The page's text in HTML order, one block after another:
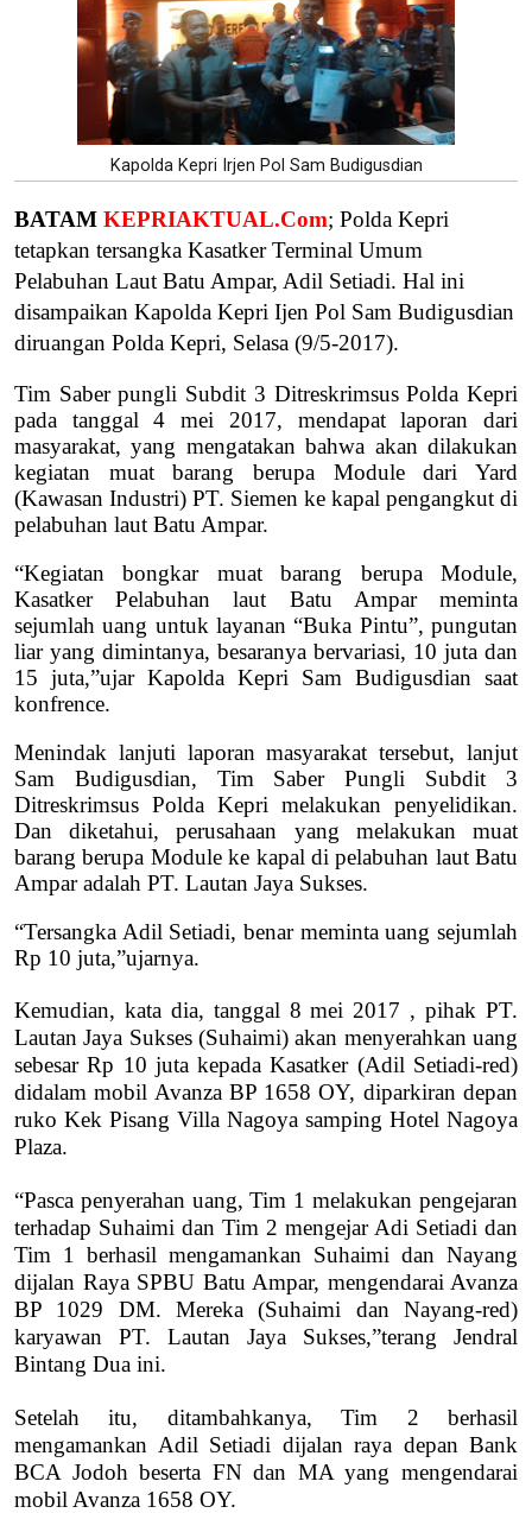
Kapolda Kepri Irjen Pol Sam Budigusdian
BATAM KEPRIAKTUAL.Com; Polda Kepri
tetapkan tersangka Kasatker Terminal Umum
Pelabuhan Laut Batu Ampar, Adil Setiadi. Hal ini
disampaikan Kapolda Kepri Ijen Pol Sam Budigusdian
diruangan Polda Kepri, Selasa (9/5-2017).
Tim Saber pungli Subdit 3 Ditreskrimsus Polda Kepri
pada tanggal 4 mei 2017, mendapat laporan dari
masyarakat, yang mengatakan bahwa akan dilakukan
kegiatan muat barang berupa Module dari Yard
(Kawasan Industri) PT. Siemen ke kapal pengangkut di
pelabuhan laut Batu Ampar.
“Kegiatan bongkar muat barang berupa Module,
Kasatker Pelabuhan laut Batu Ampar meminta
sejumlah uang untuk layanan “Buka Pintu”, pungutan
liar yang dimintanya, besaranya bervariasi, 10 juta dan
15 juta,”ujar Kapolda Kepri Sam Budigusdian saat
konfrence.
Menindak lanjuti laporan masyarakat tersebut, lanjut
Sam Budigusdian, Tim Saber Pungli Subdit 3
Ditreskrimsus Polda Kepri melakukan penyelidikan.
Dan diketahui, perusahaan yang melakukan muat
barang berupa Module ke kapal di pelabuhan laut Batu
Ampar adalah PT. Lautan Jaya Sukses.
“Tersangka Adil Setiadi, benar meminta uang sejumlah
Rp 10 juta,”ujarnya.
Kemudian, kata dia, tanggal 8 mei 2017 , pihak PT.
Lautan Jaya Sukses (Suhaimi) akan menyerahkan uang
sebesar Rp 10 juta kepada Kasatker (Adil Setiadi-red)
didalam mobil Avanza BP 1658 OY, diparkiran depan
ruko Kek Pisang Villa Nagoya samping Hotel Nagoya
Plaza.
“Pasca penyerahan uang, Tim 1 melakukan pengejaran
terhadap Suhaimi dan Tim 2 mengejar Adi Setiadi dan
Tim 1 berhasil mengamankan Suhaimi dan Nayang
dijalan Raya SPBU Batu Ampar, mengendarai Avanza
BP 1029 DM. Mereka (Suhaimi dan Nayang-red)
karyawan PT. Lautan Jaya Sukses,”terang Jendral
Bintang Dua ini.
Setelah itu, ditambahkanya, Tim 2 berhasil
mengamankan Adil Setiadi dijalan raya depan Bank
BCA Jodoh beserta FN dan MA yang mengendarai
mobil Avanza 1658 OY.